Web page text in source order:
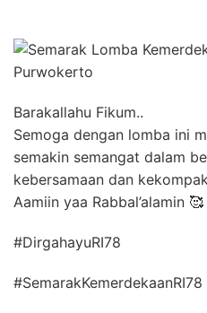
Barakallahu Fikum..
Semoga dengan lomba ini
semakin semangat dalam
kebersamaan dan
Aamiin yaa Rabbal’alamin 🥰
#DirgahayuRI78
#SemarakKemerdekaanRI78